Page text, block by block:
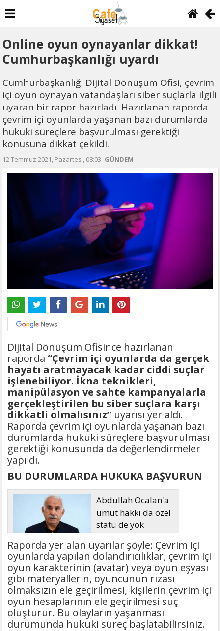
Online oyun oynayanlar dikkat!
Cumhurbaşkanlığı uyardı
Cumhurbaşkanlığı Dijital Dönüşüm Ofisi, çevrim
içi oyun oynayan vatandaşları siber suçlarla ilgili
uyaran bir rapor hazırladı. Hazırlanan raporda
çevrim içi oyunlarda yaşanan bazı durumlarda
hukuki süreçlere başvurulması gerektiği
konusuna dikkat çekildi.
12 Temmuz 2021, Pazartesi, 08:03 -GÜNDEM
Dijital Dönüşüm Ofisince hazırlanan
raporda “Çevrim içi oyunlarda da gerçek
hayatı aratmayacak kadar ciddi suçlar
işlenebiliyor. İkna teknikleri,
manipülasyon ve sahte kampanyalarla
gerçekleştirilen bu siber suçlara karşı
dikkatli olmalısınız” uyarısı yer aldı.
Raporda çevrim içi oyunlarda yaşanan bazı
durumlarda hukuki süreçlere başvurulması
gerektiği konusunda da değerlendirmeler
yapıldı.
BU DURUMLARDA HUKUKA BAŞVURUN
Abdullah Öcalan'a
umut hakkı da özel
statü de yok
Raporda yer alan uyarılar şöyle: Çevrim içi
oyunlarda yapılan dolandırıcılıklar, çevrim içi
oyun karakterinin (avatar) veya oyun eşyası
gibi materyallerin, oyuncunun rızası
olmaksızın ele geçirilmesi, kişilerin çevrim içi
oyun hesaplarının ele geçirilmesi suç
oluşturur. Bu olayların yaşanması
durumunda hukuki süreç başlatabilirsiniz.